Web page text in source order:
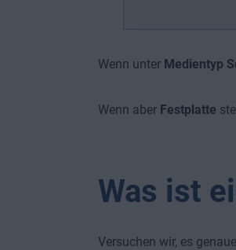
Wenn unter Medientyp
Wenn aber Festplatte
Was ist
Versuchen wir, es